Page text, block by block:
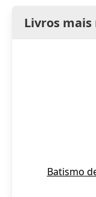
Livros
Batismo